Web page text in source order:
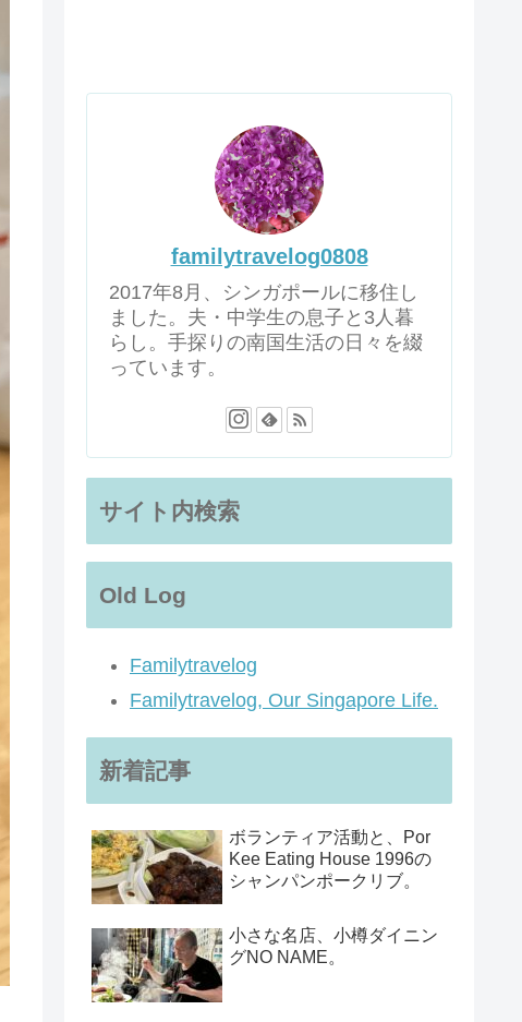
familytravelog0808
2017年8月、シンガポールに移住し
ました。夫・中学生の息子と3人暮
らし。手探りの南国生活の日々を綴
っています。
サイト内検索
Old Log
Familytravelog
Familytravelog, Our Singapore Life.
新着記事
ボランティア活動と、Por
Kee Eating House 1996の
シャンパンポークリブ。
小さな名店、小樽ダイニン
グNO NAME。